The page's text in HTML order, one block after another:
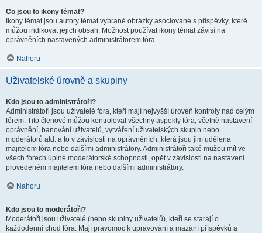
Co jsou to ikony témat?
Ikony témat jsou autory témat vybrané obrázky asociované s příspěvky, které
můžou indikovat jejich obsah. Možnost používat ikony témat závisí na
oprávněních nastavených administrátorem fóra.
Nahoru
Uživatelské úrovně a skupiny
Kdo jsou to administrátoři?
Administrátoři jsou uživatelé fóra, kteří mají nejvyšší úroveň kontroly nad celým
fórem. Tito členové můžou kontrolovat všechny aspekty fóra, včetně nastavení
oprávnění, banování uživatelů, vytváření uživatelských skupin nebo
moderátorů atd. a to v závislosti na oprávněních, která jsou jim udělena
majitelem fóra nebo dalšími administrátory. Administrátoři také můžou mít ve
všech fórech úplné moderátorské schopnosti, opět v závislosti na nastavení
provedeném majitelem fóra nebo dalšími administrátory.
Nahoru
Kdo jsou to moderátoři?
Moderátoři jsou uživatelé (nebo skupiny uživatelů), kteří se starají o
každodenní chod fóra. Mají pravomoc k upravování a mazání příspěvků a